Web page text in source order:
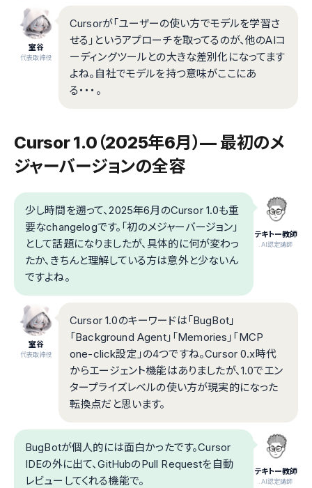
室谷
代表取締役
Cursorが「ユーザーの使い方でモデルを学習さ
せる」というアプローチを取ってるのが、他のAIコ
ーディングツールとの大きな差別化になってます
よね。自社でモデルを持つ意味がここにあ
る・・・。
Cursor 1.0（2025年6月）— 最初のメ
ジャーバージョンの全容
テキトー教師
.AI認定講師
少し時間を遡って、2025年6月のCursor 1.0も重
要なchangelogです。「初のメジャーバージョン」
として話題になりましたが、具体的に何が変わっ
たか、きちんと理解している方は意外と少ないん
ですよね。
室谷
代表取締役
Cursor 1.0のキーワードは「BugBot」
「Background Agent」「Memories」「MCP
one-click設定」の4つですね。Cursor 0.x時代
からエージェント機能はありましたが、1.0でエン
タープライズレベルの使い方が現実的になった
転換点だと思います。
テキトー教師
.AI認定講師
BugBotが個人的には面白かったです。Cursor
IDEの外に出て、GitHubのPull Requestを自動
レビューしてくれる機能で。